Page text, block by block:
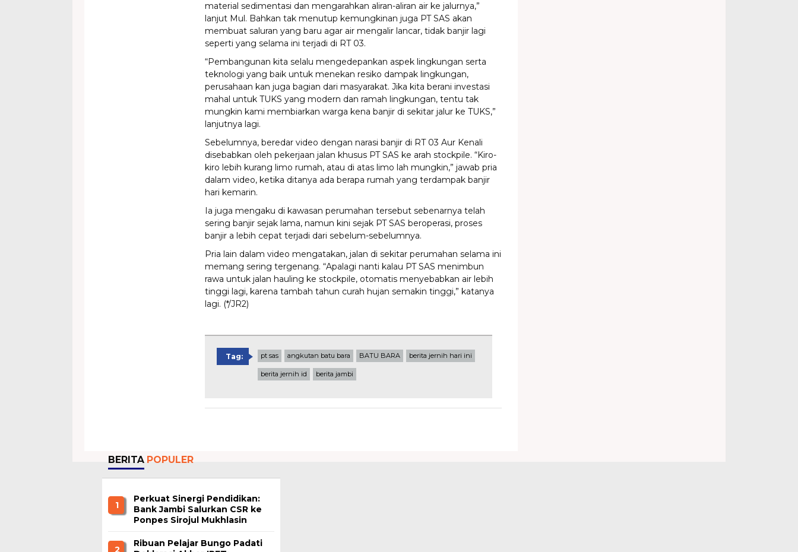
material sedimentasi dan mengarahkan aliran-aliran air ke jalurnya,”
lanjut Mul. Bahkan tak menutup kemungkinan juga PT SAS akan
membuat saluran yang baru agar air mengalir lancar, tidak banjir lagi
seperti yang selama ini terjadi di RT 03.
“Pembangunan kita selalu mengedepankan aspek lingkungan serta
teknologi yang baik untuk menekan resiko dampak lingkungan,
perusahaan kan juga bagian dari masyarakat. Jika kita berani investasi
mahal untuk TUKS yang modern dan ramah lingkungan, tentu tak
mungkin kami membiarkan warga kena banjir di sekitar jalur ke TUKS,”
lanjutnya lagi.
Sebelumnya, beredar video dengan narasi banjir di RT 03 Aur Kenali
disebabkan oleh pekerjaan jalan khusus PT SAS ke arah stockpile. “Kiro-
kiro lebih kurang limo rumah, atau di atas limo lah mungkin,” jawab pria
dalam video, ketika ditanya ada berapa rumah yang terdampak banjir
hari kemarin.
Ia juga mengaku di kawasan perumahan tersebut sebenarnya telah
sering banjir sejak lama, namun kini sejak PT SAS beroperasi, proses
banjir a lebih cepat terjadi dari sebelum-sebelumnya.
Pria lain dalam video mengatakan, jalan di sekitar perumahan selama ini
memang sering tergenang. “Apalagi nanti kalau PT SAS menimbun
rawa untuk jalan hauling ke stockpile, otomatis menyebabkan air lebih
tinggi lagi, karena tambah tahun curah hujan semakin tinggi,” katanya
lagi. (*/JR2)
Tag: pt sas angkutan batu bara BATU BARA berita jernih hari ini
berita jernih id berita jambi
BERITA POPULER
1
Perkuat Sinergi Pendidikan:
Bank Jambi Salurkan CSR ke
Ponpes Sirojul Mukhlasin
Ribuan Pelajar Bungo Padati